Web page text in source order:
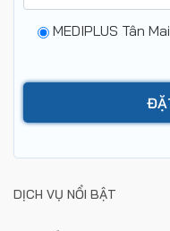
MEDIPLUS Tân Mai
DỊCH VỤ NỔI BẬT